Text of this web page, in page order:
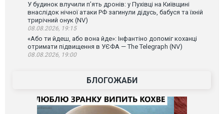
У будинок влучили п’ять дронів: у Пухівці на Київщині
внаслідок нічної атаки РФ загинули дідусь, бабуся та їхній
трирічний онук (NV)
08.08.2026, 19:15
«Або ти йдеш, або вона йде»: Інфантіно допоміг коханці
отримати підвищення в УЄФА — The Telegraph (NV)
08.08.2026, 19:00
БЛОГОЖАБИ